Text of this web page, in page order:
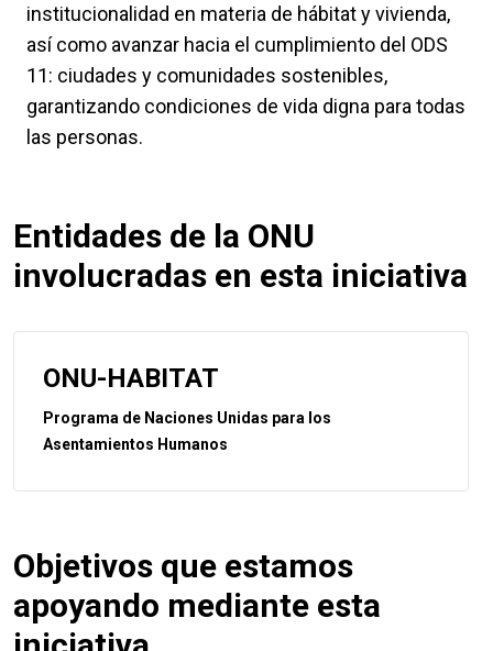
institucionalidad en materia de hábitat y vivienda,
así como avanzar hacia el cumplimiento del ODS
11: ciudades y comunidades sostenibles,
garantizando condiciones de vida digna para todas
las personas.
Entidades de la ONU
involucradas en esta iniciativa
ONU-HABITAT
Programa de Naciones Unidas para los
Asentamientos Humanos
Objetivos que estamos
apoyando mediante esta